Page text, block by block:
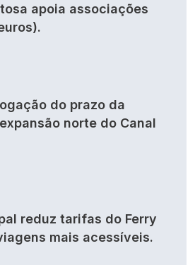
apoia associações
do prazo da
norte do Canal
reduz tarifas do Ferry
mais acessíveis.